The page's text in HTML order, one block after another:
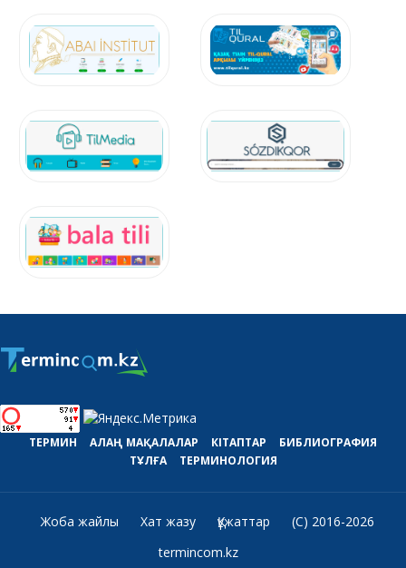
ТЕРМИН АЛАҢ МАҚАЛАЛАР КІТАПТАР
БИБЛИОГРАФИЯ
ТҰЛҒА
ТЕРМИНОЛОГИЯ
Жоба жайлы Хат жазу Құжаттар
(C) 2016-2026
termincom.kz